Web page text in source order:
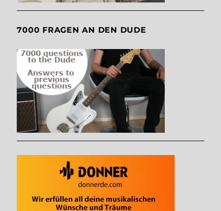
7000 FRAGEN AN DEN DUDE